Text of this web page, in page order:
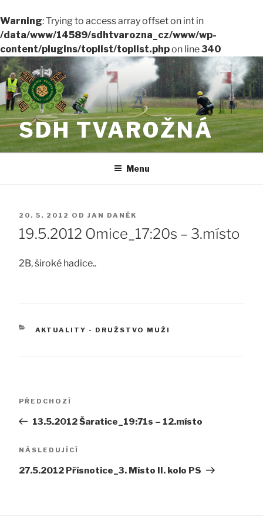
Warning: Trying to access array offset on int in
/data/www/14589/sdhtvarozna_cz/www/wp-
content/plugins/toplist/toplist.phpon line340
Přejít
k
obsahu
webu
SDH TVAROŽNÁ
Menu
PUBLIKOVÁNO
20. 5. 2012 OD JAN DANĚK
19.5.2012 Omice_17:20s – 3.místo
2B, široké hadice..
RUBRIKY
AKTUALITY - DRUŽSTVO MUŽI
příspěvek
Předchozí
PŘEDCHOZÍ
13.5.2012 Šaratice_19:71s – 12.místo
Následující
NÁSLEDUJÍCÍ
27.5.2012 Přísnotice_3. Místo II. kolo PS